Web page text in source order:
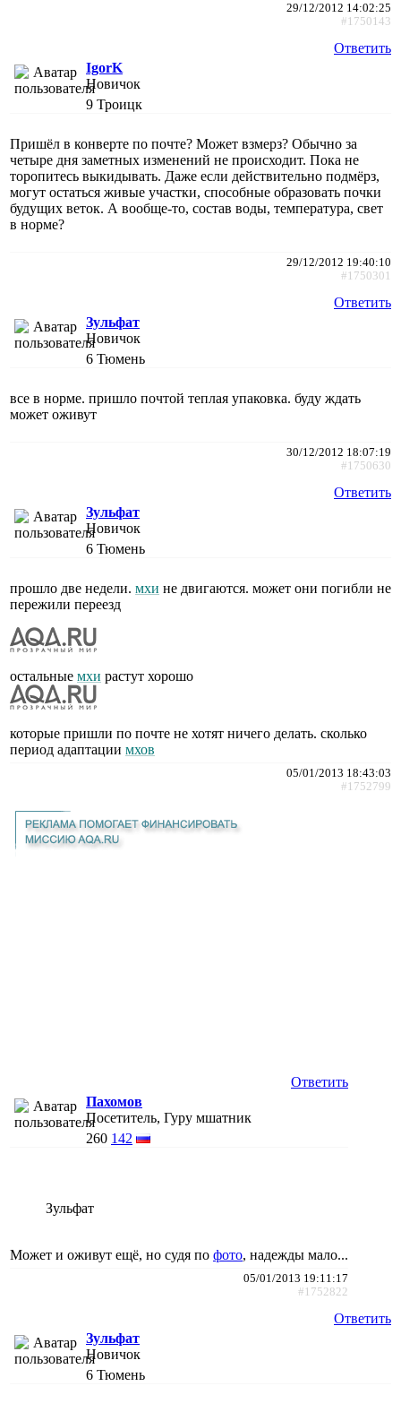
29/12/2012 14:02:25
#1750143
Ответить
IgorK
Новичок
9 Троицк
Пришёл в конверте по почте? Может взмерз? Обычно за
четыре дня заметных изменений не происходит. Пока не
торопитесь выкидывать. Даже если действительно подмёрз,
могут остаться живые участки, способные образовать почки
будущих веток. А вообще-то, состав воды, температура, свет
в норме?
29/12/2012 19:40:10
#1750301
Ответить
Зульфат
Новичок
6 Тюмень
все в норме. пришло почтой теплая упаковка. буду ждать
может оживут
30/12/2012 18:07:19
#1750630
Ответить
Зульфат
Новичок
6 Тюмень
прошло две недели. мхи не двигаются. может они погибли не
пережили переезд
остальные мхи растут хорошо
которые пришли по почте не хотят ничего делать. сколько
период адаптации мхов
05/01/2013 18:43:03
#1752799
Ответить
Пахомов
Посетитель, Гуру мшатник
260 142
Зульфат
Может и оживут ещё, но судя по фото, надежды мало...
05/01/2013 19:11:17
#1752822
Ответить
Зульфат
Новичок
6 Тюмень